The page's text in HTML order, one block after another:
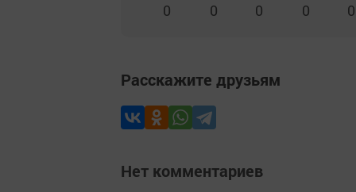
0 0 0 0 0
Расскажите друзьям
Нет комментариев